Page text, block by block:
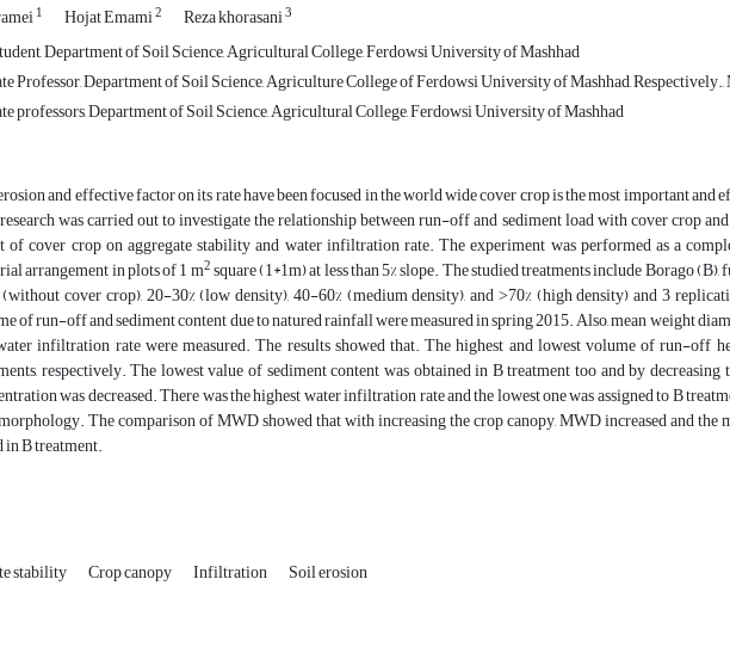
1 Hojat Emami2 Reza khorasani3
Department of Soil Science, Agricultural College, Ferdowsi University of Mashhad
Professor, Department of Soil Science, Agriculture College of Ferdowsi University of Mashhad, Respectively.,
professors, Department of Soil Science, Agricultural College, Ferdowsi University of Mashhad
and effective factor on its rate have been focused in the world wide cover crop is the most important and
was carried out to investigate the relationship between run-off and sediment load with cover crop
of cover crop on aggregate stability and water infiltration rate. The experiment was performed as a
arrangement in plots of 1 m2square (1*1m) at less than 5% slope. The studied treatments include Borago
(without cover crop), 20-30% (low density), 40-60% (medium density), and ˃70% (high density) and 3
of run-off and sediment content due to natured rainfall were measured in spring 2015. Also, mean weight
infiltration rate were measured. The results showed that. The highest and lowest volume of run-off
respectively. The lowest value of sediment content was obtained in B treatment too and by decreasing
was decreased. There was the highest water infiltration rate and the lowest one was assigned to B
The comparison of MWD showed that with increasing the crop canopy, MWD increased and
in B treatment.
stability Crop canopy Infiltration Soil erosion